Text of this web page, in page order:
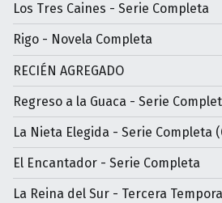
Los Tres Caines - Serie Completa
Rigo - Novela Completa
RECIÉN AGREGADO
Regreso a la Guaca - Serie
La Nieta Elegida - Serie Completa
El Encantador - Serie Completa
La Reina del Sur - Tercera